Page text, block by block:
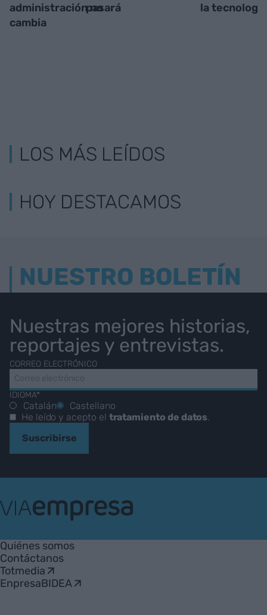
administración no
cambia
pasará
la tecnología
LOS MÁS LEÍDOS
HOY DESTACAMOS
NUESTRO BOLETÍN
Nuestras mejores historias,
reportajes y entrevistas.
CORREO ELECTRÓNICO
IDIOMA*
Catalán
Castellano
He leído y acepto el tratamiento de datos.
Suscribirse
Empresa
Quiénes somos
Contáctanos
Totmedia
EnpresaBIDEA